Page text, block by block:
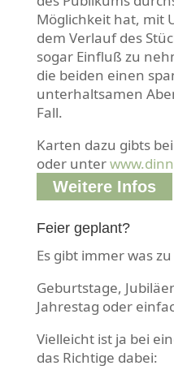
Möglichkeit hat, mit
dem Verlauf des
sogar Einfluß zu
die beiden einen
unterhaltsamen
Fall.
Karten dazu gibts
oder unter
Weitere Infos
Feier geplant?
Es gibt immer was
Geburtstage,
Jahrestag oder
Vielleicht ist ja bei
das Richtige dabei: